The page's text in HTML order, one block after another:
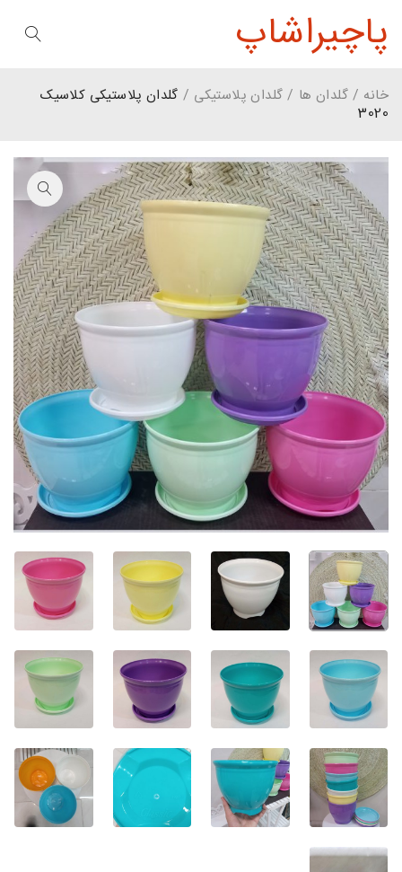
پاچیراشاپ
خانه / گلدان ها / گلدان پلاستیکی / گلدان پلاستیکی کلاسیک
3020